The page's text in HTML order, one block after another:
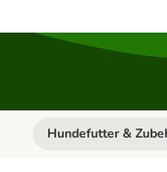
Kategorie-Menü
Hundefutter &